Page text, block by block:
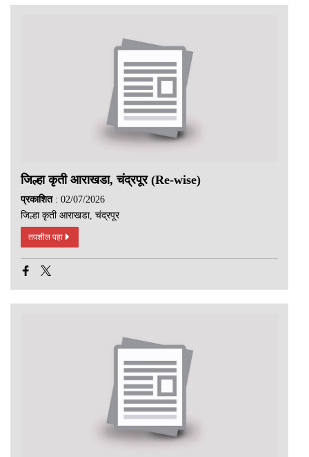
जिल्हा कृती आराखडा, चंद्रपूर (Re-wise)
प्रकाशित : 02/07/2026
जिल्हा कृती आराखडा, चंद्रपूर
तपशील पहा